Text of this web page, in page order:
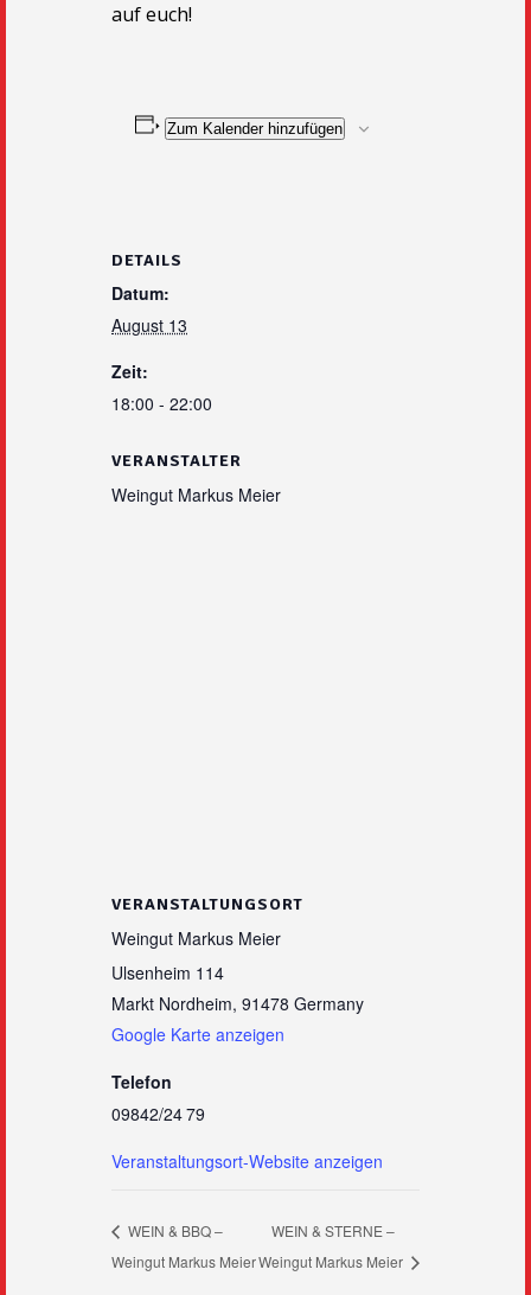
auf euch!
Zum Kalender hinzufügen
DETAILS
Datum:
August 13
Zeit:
18:00 - 22:00
VERANSTALTER
Weingut Markus Meier
VERANSTALTUNGSORT
Weingut Markus Meier
Ulsenheim 114
Markt Nordheim, 91478 Germany
Google Karte anzeigen
Telefon
09842/24 79
Veranstaltungsort-Website anzeigen
WEIN & BBQ –
Weingut Markus Meier
WEIN & STERNE –
Weingut Markus Meier